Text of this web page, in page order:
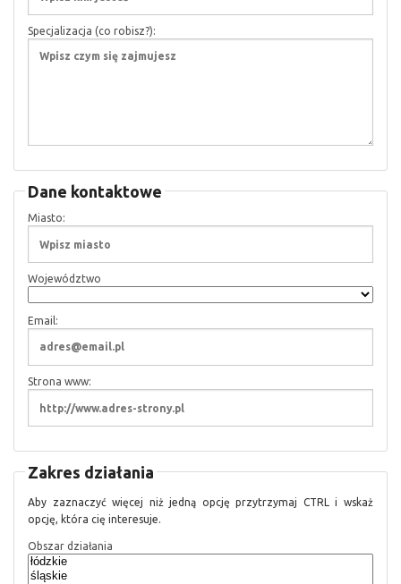
Specjalizacja (co robisz?):
Dane kontaktowe
Miasto:
Województwo
Email:
Strona www:
Zakres działania
Aby zaznaczyć więcej niż jedną opcję przytrzymaj CTRL i wskaż
opcję, która cię interesuje.
Obszar działania